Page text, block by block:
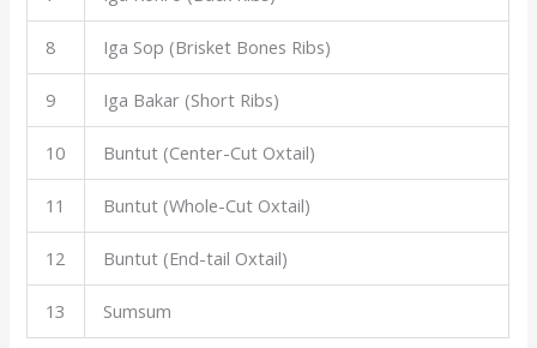
8 Iga Sop (Brisket Bones Ribs)
9 Iga Bakar (Short Ribs)
10 Buntut (Center-Cut Oxtail)
11 Buntut (Whole-Cut Oxtail)
12 Buntut (End-tail Oxtail)
13 Sumsum